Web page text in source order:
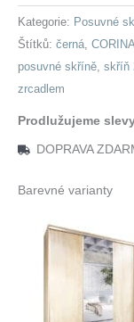
CORINA
C
200
černá
množství
Kategorie: Posuvné
Štítků: černá,
posuvné skříně, skříň
zrcadlem
Prodlužujeme
DOPRAVA
Barevné varianty